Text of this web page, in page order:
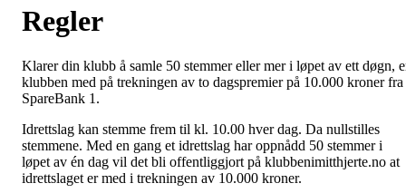
Regler
Klarer din klubb å samle 50 stemmer eller mer i løpet av ett døgn,
klubben med på trekningen av to dagspremier på 10.000 kroner fra
SpareBank 1.
Idrettslag kan stemme frem til kl. 10.00 hver dag. Da nullstilles
stemmene. Med en gang et idrettslag har oppnådd 50 stemmer i
løpet av én dag vil det bli offentliggjort på klubbenimitthjerte.no at
idrettslaget er med i trekningen av 10.000 kroner.